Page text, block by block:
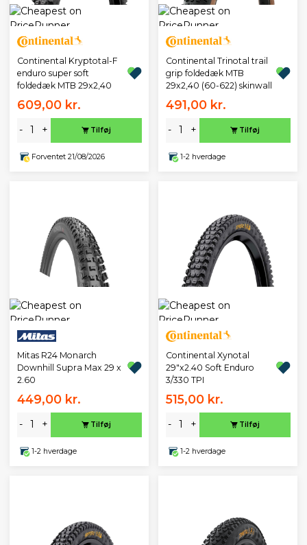
Continental Kryptotal-F
enduro super soft
foldedæk MTB 29x2,40
609,00 kr.
- + Tilføj
Forventet 21/08/2026
Continental Trinotal trail
grip foldedæk MTB
29x2,40 (60-622) skinwall
491,00 kr.
- + Tilføj
1-2 hverdage
Mitas R24 Monarch
Downhill Supra Max 29 x
2.60
449,00 kr.
- + Tilføj
1-2 hverdage
Continental Xynotal
29"x2.40 Soft Enduro
3/330 TPI
515,00 kr.
- + Tilføj
1-2 hverdage